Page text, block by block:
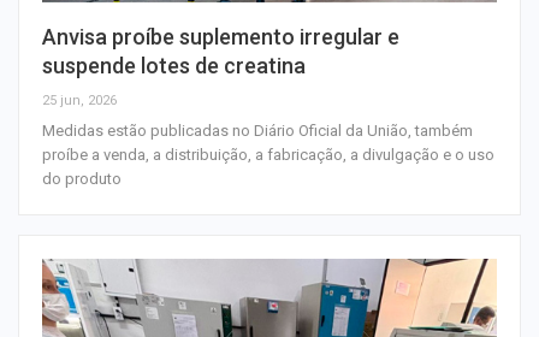
Anvisa proíbe suplemento irregular e
suspende lotes de creatina
25 jun, 2026
Medidas estão publicadas no Diário Oficial da União, também
proíbe a venda, a distribuição, a fabricação, a divulgação e o uso
do produto